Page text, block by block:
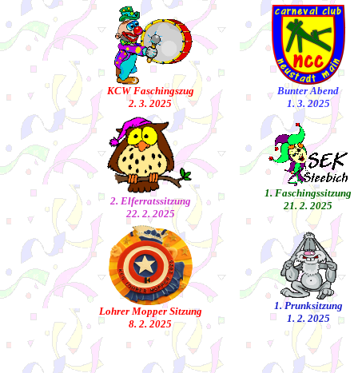
KCW Faschingszug
2. 3. 2025
Bunter Abend
1. 3. 2025
2. Elferratssitzung
22. 2. 2025
1. Faschingssitzung
21. 2. 2025
Lohrer Mopper Sitzung
8. 2. 2025
1. Prunksitzung
1. 2. 2025